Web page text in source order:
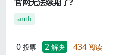
官网无法续期了?
amh
0 投票 2 解决 434 阅读